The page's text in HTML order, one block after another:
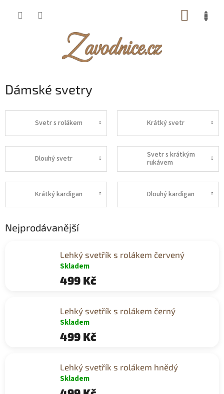
Dámské svetry
Svetr s rolákem Krátký svetr
Dlouhý svetr
Svetr s krátkým
rukávem
Krátký kardigan Dlouhý kardigan
Nejprodávanější
Lehký svetřík s rolákem červený
Skladem
499 Kč
Lehký svetřík s rolákem černý
Skladem
499 Kč
Lehký svetřík s rolákem hnědý
Skladem